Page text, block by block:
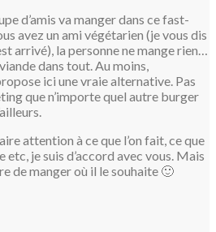
d’amis va manger dans ce fast-
avez un ami végétarien (je vous dis
arrivé), la personne ne mange rien…
dans tout. Au moins,
ici une vraie alternative. Pas
que n’importe quel autre burger
attention à ce que l’on fait, ce que
etc, je suis d’accord avec vous. Mais
de manger où il le souhaite 🙂